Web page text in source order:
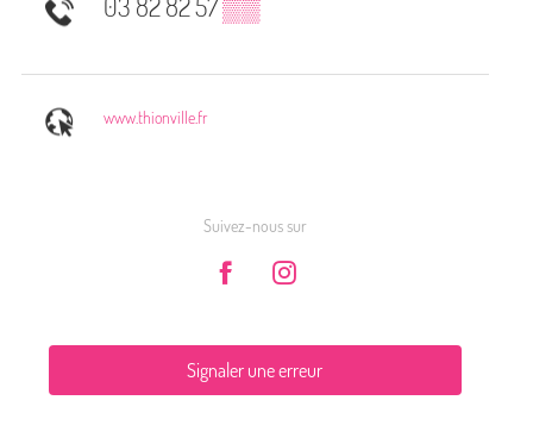
www.thionville.fr
Suivez-nous sur
Signaler une erreur